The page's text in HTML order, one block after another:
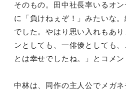
そのもの。田中社長率いるオ
に「負けねぇぞ！」みたいな
でした。やはり思い入れもあ
ンとしても、一俳優としても
とは幸せでしたね。」とコメン
中林は、同作の主人公でメガ